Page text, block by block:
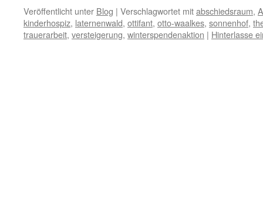
Veröffentlicht unter Blog | Verschlagwortet mitabschiedsraum,
kinderhospiz, laternenwald, ottifant, otto-waalkes, sonnenhof,
trauerarbeit, versteigerung, winterspendenaktion | Hinterlasse